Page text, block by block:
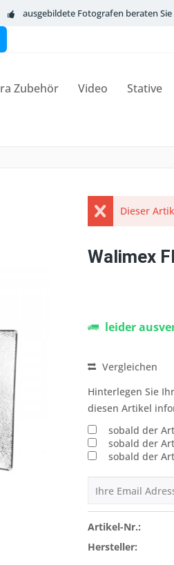
ausgebildete Fotografen beraten Sie
Zubehör Video Stative
Dieser
Walimex
leider
Vergleichen
Hinterlegen Sie
diesen Artikel
sobald der
sobald der
sobald der
Artikel-Nr.:
Hersteller: